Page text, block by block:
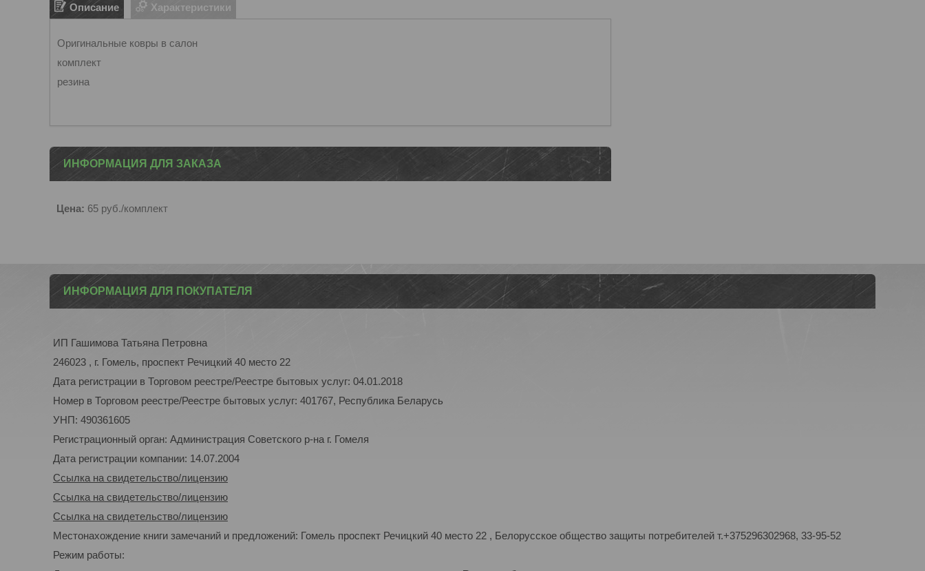
Описание Характеристики
Оригинальные ковры в салон
комплект
резина
ИНФОРМАЦИЯ ДЛЯ ЗАКАЗА
Цена: 65 руб./комплект
ИНФОРМАЦИЯ ДЛЯ ПОКУПАТЕЛЯ
ИП Гашимова Татьяна Петровна
246023 , г. Гомель, проспект Речицкий 40 место 22
Дата регистрации в Торговом реестре/Реестре бытовых услуг: 04.01.2018
Номер в Торговом реестре/Реестре бытовых услуг: 401767, Республика Беларусь
УНП: 490361605
Регистрационный орган: Администрация Советского р-на г. Гомеля
Дата регистрации компании: 14.07.2004
Ссылка на свидетельство/лицензию
Ссылка на свидетельство/лицензию
Ссылка на свидетельство/лицензию
Местонахождение книги замечаний и предложений: Гомель проспект Речицкий 40 место 22 , Белорусское общество защиты потребителей т.+375296302968, 33-95-52
Режим работы: